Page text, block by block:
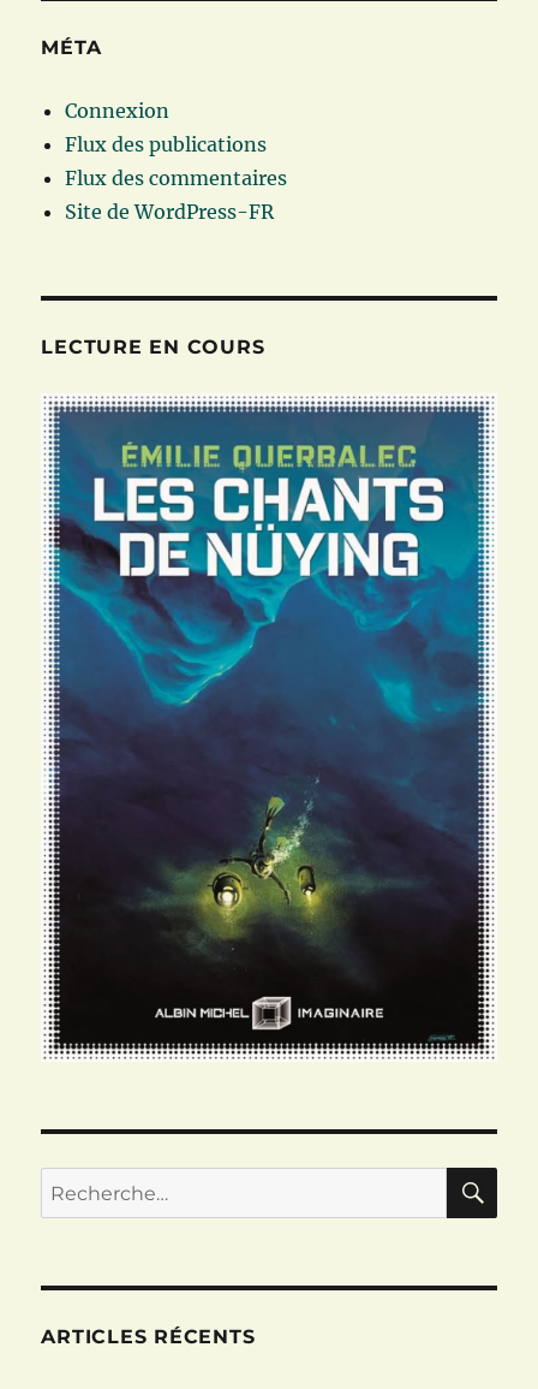
MÉTA
Connexion
Flux des publications
Flux des commentaires
Site de WordPress-FR
LECTURE EN COURS
Recherche
pour :
ARTICLES RÉCENTS